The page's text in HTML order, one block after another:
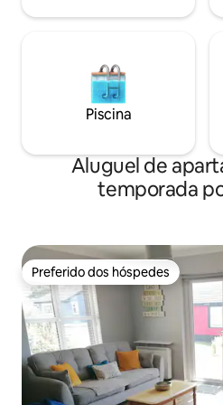
Piscina
Aluguel de
temporada
Preferido dos hóspedes
Preferido dos hóspedes